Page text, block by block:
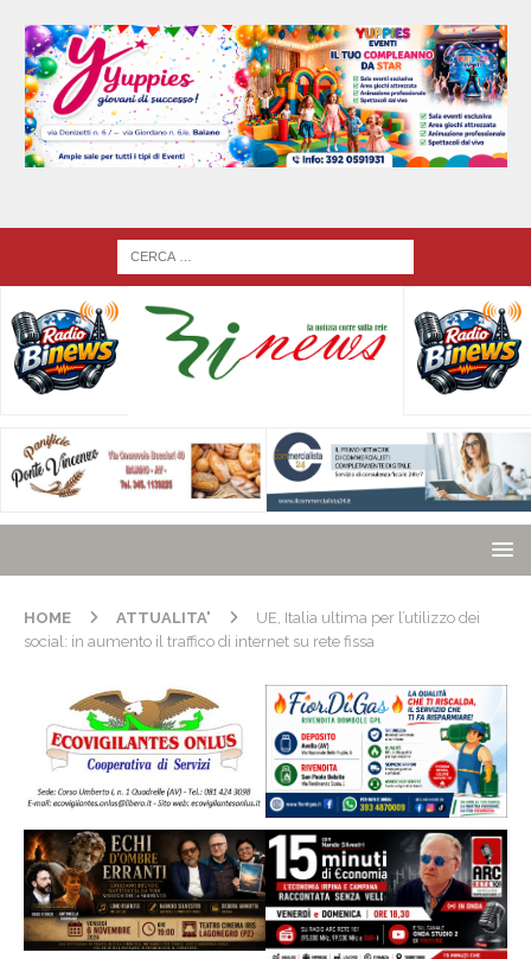
HOME ATTUALITA'
UE, Italia ultima per l’utilizzo dei
social: in aumento il traffico di internet su rete fissa